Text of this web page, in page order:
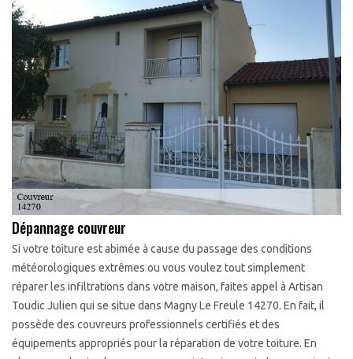
Dépannage couvreur
Si votre toiture est abimée à cause du passage des conditions
météorologiques extrêmes ou vous voulez tout simplement
réparer les infiltrations dans votre maison, faites appel à Artisan
Toudic Julien qui se situe dans Magny Le Freule 14270. En fait, il
possède des couvreurs professionnels certifiés et des
équipements appropriés pour la réparation de votre toiture. En